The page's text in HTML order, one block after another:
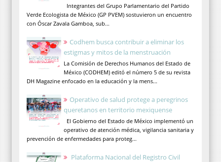
Integrantes del Grupo Parlamentario del Partido
Verde Ecologista de México (GP PVEM) sostuvieron un encuentro
con Óscar Zavala Gamboa, sub...
Codhem busca contribuir a eliminar los
estigmas y mitos de la menstruación
La Comisión de Derechos Humanos del Estado de
México (CODHEM) editó el número 5 de su revista
DH Magazine enfocado en la educación y la mens...
Operativo de salud protege a peregrinos
queretanos en territorio mexiquense
El Gobierno del Estado de México implementó un
operativo de atención médica, vigilancia sanitaria y
prevención de enfermedades para proteg...
Plataforma Nacional del Registro Civil